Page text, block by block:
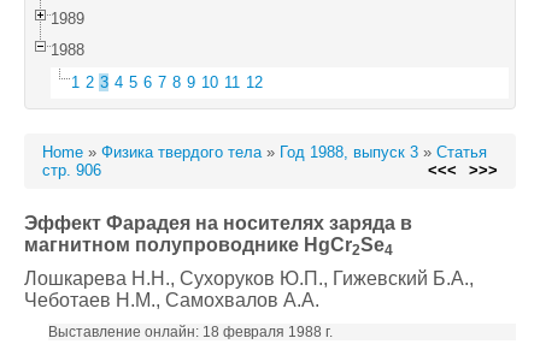
1989
1988
1 2 3 4 5 6 7 8 9 10 11 12
Home » Физика твердого тела» Год 1988, выпуск 3 » Статья
стр. 906
<<< >>>
Эффект Фарадея на носителях заряда в
магнитном полупроводнике HgCr2Se4
Лошкарева Н.Н., Сухоруков Ю.П., Гижевский Б.А.,
Чеботаев Н.М., Самохвалов А.А.
Выставление онлайн: 18 февраля 1988 г.